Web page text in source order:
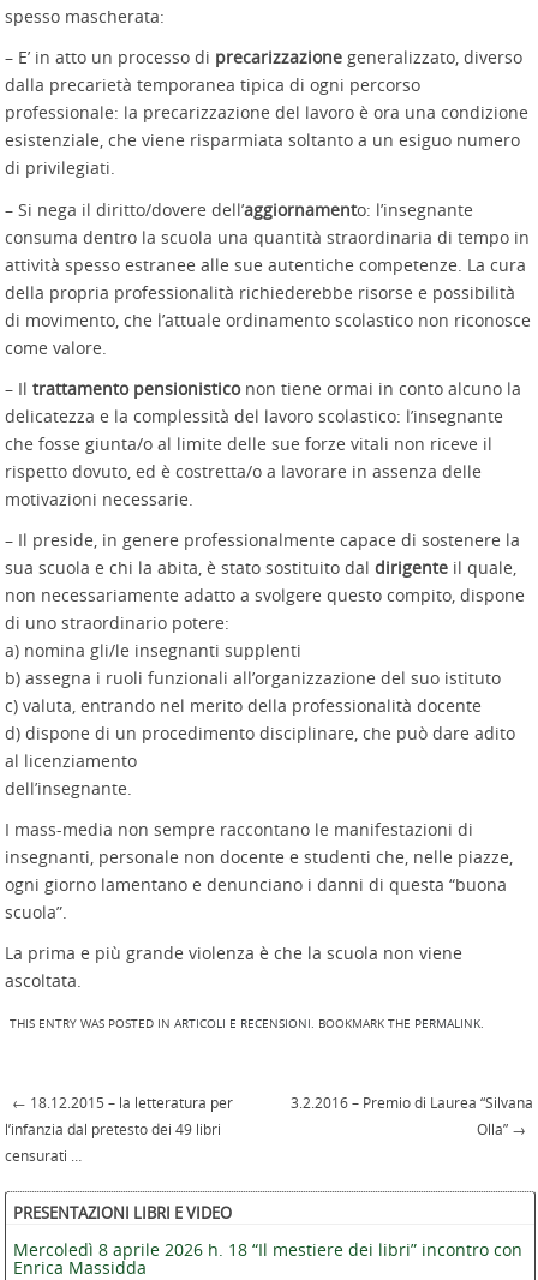
spesso mascherata:
– E’ in atto un processo di precarizzazione generalizzato, diverso
dalla precarietà temporanea tipica di ogni percorso
professionale: la precarizzazione del lavoro è ora una condizione
esistenziale, che viene risparmiata soltanto a un esiguo numero
di privilegiati.
– Si nega il diritto/dovere dell’aggiornamento: l’insegnante
consuma dentro la scuola una quantità straordinaria di tempo in
attività spesso estranee alle sue autentiche competenze. La cura
della propria professionalità richiederebbe risorse e possibilità
di movimento, che l’attuale ordinamento scolastico non riconosce
come valore.
– Il trattamento pensionisticonon tiene ormai in conto alcuno la
delicatezza e la complessità del lavoro scolastico: l’insegnante
che fosse giunta/o al limite delle sue forze vitali non riceve il
rispetto dovuto, ed è costretta/o a lavorare in assenza delle
motivazioni necessarie.
– Il preside, in genere professionalmente capace di sostenere la
sua scuola e chi la abita, è stato sostituito dal dirigente il quale,
non necessariamente adatto a svolgere questo compito, dispone
di uno straordinario potere:
a) nomina gli/le insegnanti supplenti
b) assegna i ruoli funzionali all’organizzazione del suo istituto
c) valuta, entrando nel merito della professionalità docente
d) dispone di un procedimento disciplinare, che può dare adito
al licenziamento
dell’insegnante.
I mass-media non sempre raccontano le manifestazioni di
insegnanti, personale non docente e studenti che, nelle piazze,
ogni giorno lamentano e denunciano i danni di questa “buona
scuola”.
La prima e più grande violenza è che la scuola non viene
ascoltata.
THIS ENTRY WAS POSTED IN ARTICOLI E RECENSIONI. BOOKMARK THE PERMALINK.
Post navigation
← 18.12.2015 – la letteratura per
l’infanzia dal pretesto dei 49 libri
censurati …
3.2.2016 – Premio di Laurea “Silvana
Olla” →
PRESENTAZIONI LIBRI E VIDEO
Mercoledì 8 aprile 2026 h. 18 “Il mestiere dei libri” incontro con
Enrica Massidda